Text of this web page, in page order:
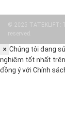
© 2025 TATEKLIFT:
reserved.
× Chúng tôi đang
nghiệm tốt nhất
đồng ý với Chính